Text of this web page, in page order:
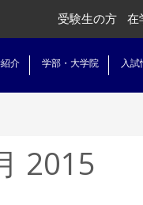
受験生の方 在
介 学部・大学院 入試
2015